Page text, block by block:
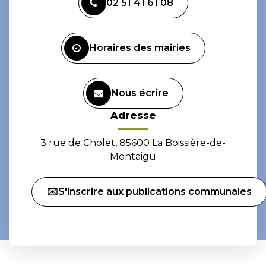
le
compte
le
compte
02 51 41 61 08
Horaires des mairies
Nous écrire
Adresse
3 rue de Cholet, 85600 La Boissière-de-
Montaigu
✉️S'inscrire aux publications communales